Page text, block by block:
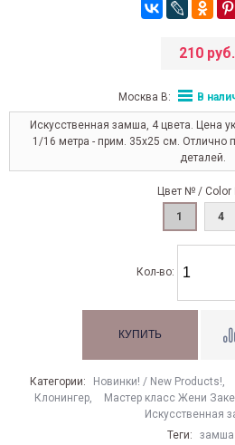
210 руб.
Москва В: В
Искусственная замша, 4 цвета. Цена
1/16 метра - прим. 35х25 см. Отлично
деталей.
Цвет № /
1
4
Кол-во:
Категории: Новинки! / New Products!
Клонингер
Мастер класс Жени
Искусственная
Теги:
замша